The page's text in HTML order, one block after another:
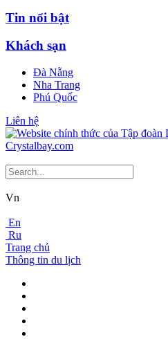
Tin nổi bật
Khách sạn
Đà Nẵng
Nha Trang
Phú Quốc
Liên hệ
Vn
En
Ru
Trang chủ
Thông tin du lịch